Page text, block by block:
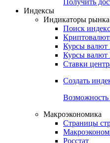
Попробуйте
Откройте
Получить
Индикаторы рынка
Поиск
Курсы валют
Ставки
Создать
Возможность